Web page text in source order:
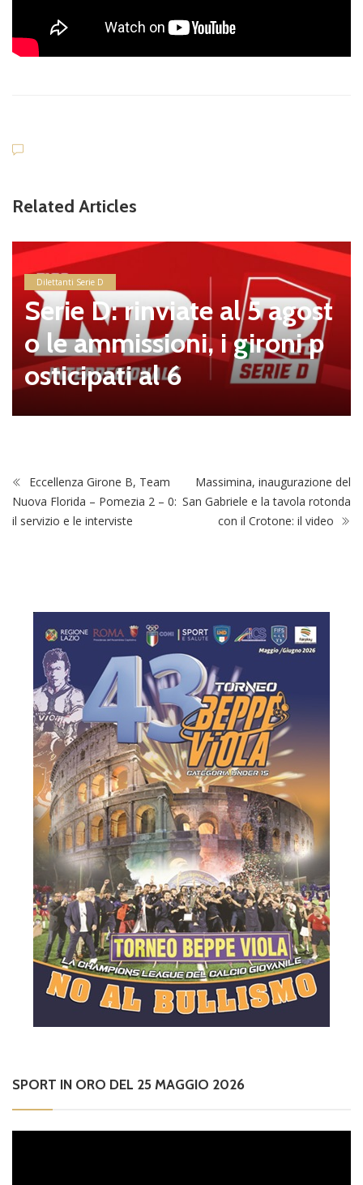
Related Articles
Dilettanti Serie D
Serie D: rinviate al 5 agost
o le ammissioni, i gironi p
osticipati al 6
Eccellenza Girone B, Team
Nuova Florida – Pomezia 2 – 0:
il servizio e le interviste
Massimina, inaugurazione del
San Gabriele e la tavola rotonda
con il Crotone: il video
SPORT IN ORO DEL 25 MAGGIO 2026